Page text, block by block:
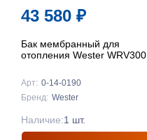
43 580 ₽
Бак мембранный для
отопления Wester WRV300
Арт: 0-14-0190
Бренд: Wester
Наличие:1 шт.